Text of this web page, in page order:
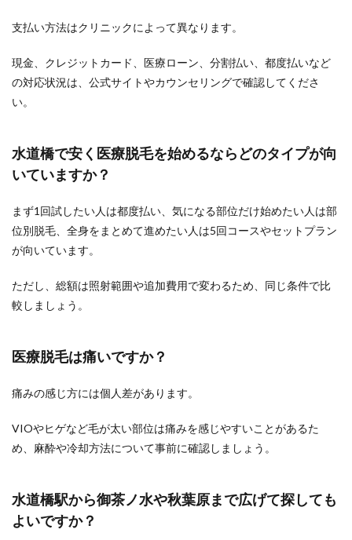
支払い方法はクリニックによって異なります。
現金、クレジットカード、医療ローン、分割払い、都度払いなど
の対応状況は、公式サイトやカウンセリングで確認してくださ
い。
水道橋で安く医療脱毛を始めるならどのタイプが向
いていますか？
まず1回試したい人は都度払い、気になる部位だけ始めたい人は部
位別脱毛、全身をまとめて進めたい人は5回コースやセットプラン
が向いています。
ただし、総額は照射範囲や追加費用で変わるため、同じ条件で比
較しましょう。
医療脱毛は痛いですか？
痛みの感じ方には個人差があります。
VIOやヒゲなど毛が太い部位は痛みを感じやすいことがあるた
め、麻酔や冷却方法について事前に確認しましょう。
水道橋駅から御茶ノ水や秋葉原まで広げて探しても
よいですか？